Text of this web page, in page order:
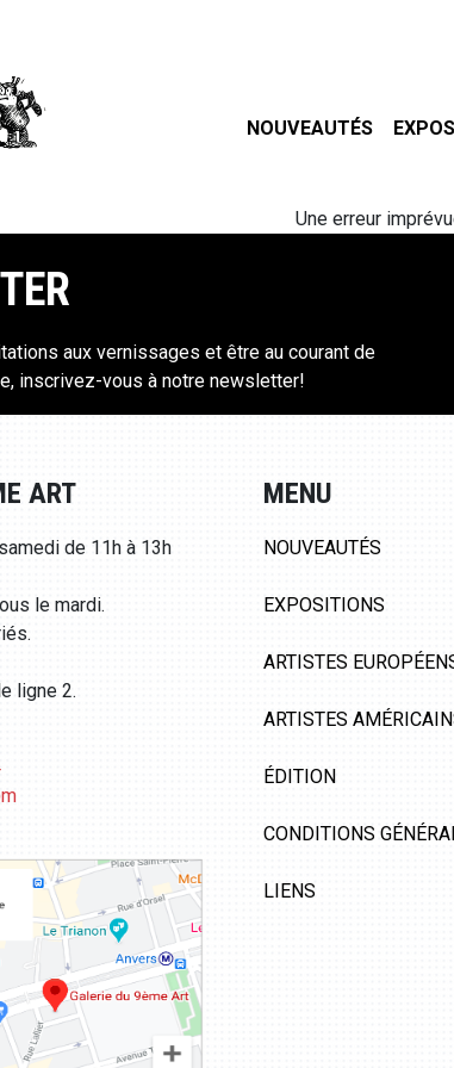
NOUVEAUTÉS
Une erreur
aux vernissages et être au courant de
inscrivez-vous à notre newsletter!
ART
de 11h à 13h
le mardi.
ligne 2.
MENU
NOUVEAUTÉS
EXPOSITIONS
ARTISTES
ARTISTES
ÉDITION
CONDITIONS
LIENS